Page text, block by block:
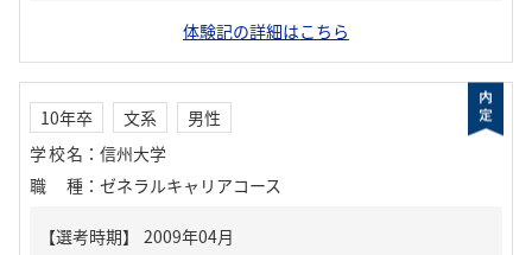
体験記の詳細はこちら
10年卒 文系
男性
学校名 ： 信州大学
職種 ： ゼネラルキャリアコース